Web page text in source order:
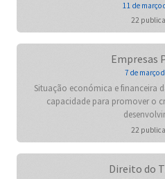
11 de março
22
Empresas
7 de março
Situação económica e financeira
capacidade para promover o
22
Direito do